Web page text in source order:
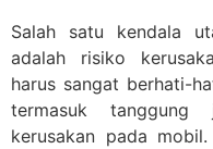
Salah satu kendala
adalah risiko
harus sangat berhati-
termasuk
kerusakan pada